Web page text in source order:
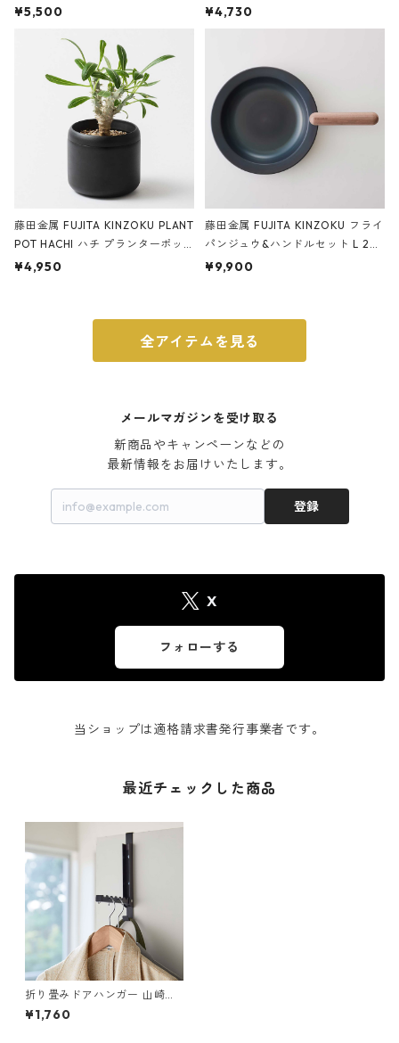
サンドカラー 石調 ideaco Station
¥5,500
石調 ideaco Umbrella Stand CUB
E ストーンサンドブラック
¥4,730
藤田金属 FUJITA KINZOKU PLANT
POT HACHI ハチ プランターポッ
ト 3号 ブラック
¥4,950
藤田金属 FUJITA KINZOKU フライ
パンジュウ&ハンドルセット L 24c
m ガス火・IH対応 鉄フライパン
¥9,900
全アイテムを見る
メールマガジンを受け取る
新商品やキャンペーンなどの
最新情報をお届けいたします。
登録
X
フォローする
当ショップは適格請求書発行事業者です。
最近チェックした商品
折り畳みドアハンガー 山崎実
業 tower タワー 使わない時は
収納できるドアハンガー ブラ
¥1,760